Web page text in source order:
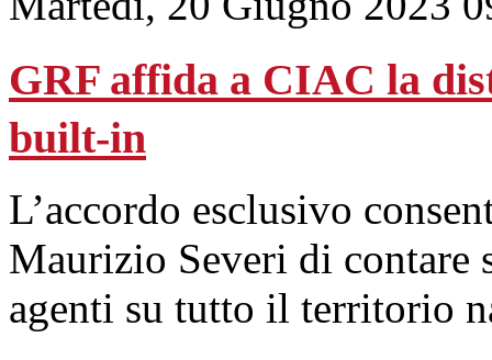
GRF affida a CIAC la
built-in
L’accordo esclusivo
Maurizio Severi di contare
agenti su tutto il territorio